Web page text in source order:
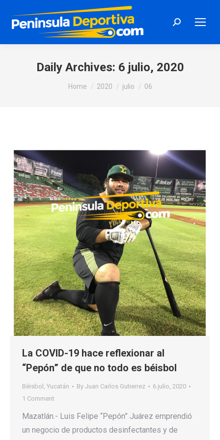
Search:
Daily Archives: 6 julio, 2020
You are here:
Home 2020 julio 06
La COVID-19 hace reflexionar al
“Pepón” de que no todo es béisbol
Béisbol , Yucatán By Juan Carlos Gutierrez
6 julio, 2020
1 Comment
Mazatlán.- Luis Felipe “Pepón” Juárez emprendió
un negocio de productos desinfectantes y de